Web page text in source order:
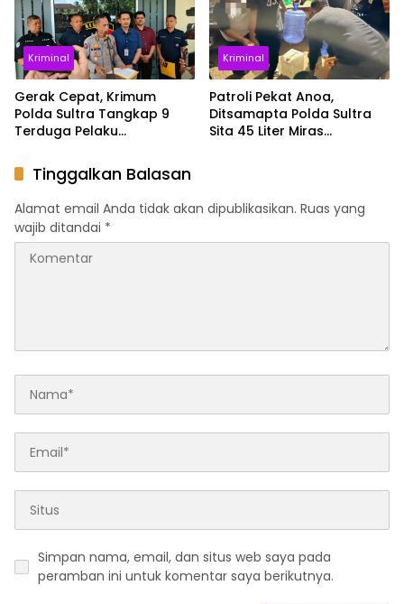
Kriminal
Gerak Cepat, Krimum
Polda Sultra Tangkap 9
Terduga Pelaku
Kawasan MTQ
Kriminal
Patroli Pekat Anoa,
Ditsamapta Polda Sultra
Sita 45 Liter Miras
Tinggalkan Balasan
Alamat email Anda tidak akan dipublikasikan. Ruas yang
wajib ditandai *
Simpan nama, email, dan situs web saya pada
peramban ini untuk komentar saya berikutnya.